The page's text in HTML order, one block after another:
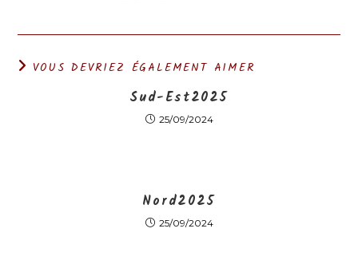
VOUS DEVRIEZ ÉGALEMENT AIMER
Sud-Est2025
25/09/2024
Nord2025
25/09/2024